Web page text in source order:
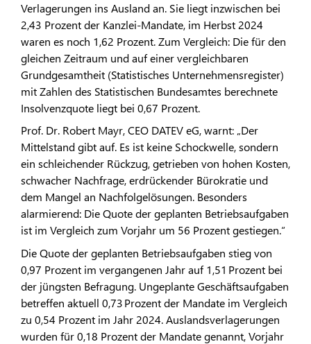
Verlagerungen ins Ausland an. Sie liegt inzwischen bei
2,43 Prozent der Kanzlei-Mandate, im Herbst 2024
waren es noch 1,62 Prozent. Zum Vergleich: Die für den
gleichen Zeitraum und auf einer vergleichbaren
Grundgesamtheit (Statistisches Unternehmensregister)
mit Zahlen des Statistischen Bundesamtes berechnete
Insolvenzquote liegt bei 0,67 Prozent.
Prof. Dr. Robert Mayr, CEO DATEV eG, warnt: „Der
Mittelstand gibt auf. Es ist keine Schockwelle, sondern
ein schleichender Rückzug, getrieben von hohen Kosten,
schwacher Nachfrage, erdrückender Bürokratie und
dem Mangel an Nachfolgelösungen. Besonders
alarmierend: Die Quote der geplanten Betriebsaufgaben
ist im Vergleich zum Vorjahr um 56 Prozent gestiegen.“
Die Quote der geplanten Betriebsaufgaben stieg von
0,97 Prozent im vergangenen Jahr auf 1,51 Prozent bei
der jüngsten Befragung. Ungeplante Geschäftsaufgaben
betreffen aktuell 0,73 Prozent der Mandate im Vergleich
zu 0,54 Prozent im Jahr 2024. Auslandsverlagerungen
wurden für 0,18 Prozent der Mandate genannt, Vorjahr